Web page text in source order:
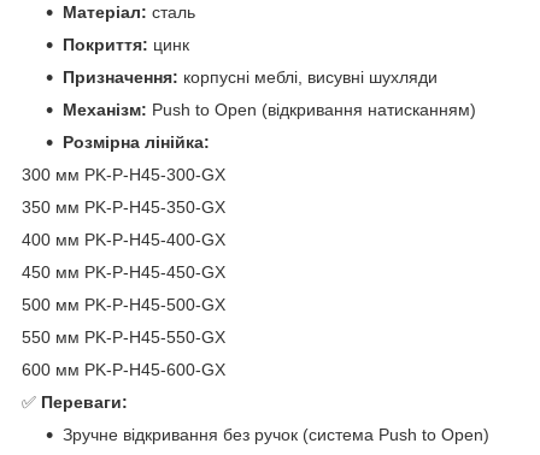
Матеріал: сталь
Покриття: цинк
Призначення: корпусні меблі, висувні шухляди
Механізм: Push to Open (відкривання натисканням)
Розмірна лінійка:
300 мм PK-P-H45-300-GX
350 мм PK-P-H45-350-GX
400 мм PK-P-H45-400-GX
450 мм PK-P-H45-450-GX
500 мм PK-P-H45-500-GX
550 мм PK-P-H45-550-GX
600 мм PK-P-H45-600-GX
✅ Переваги:
Зручне відкривання без ручок (система Push to Open)